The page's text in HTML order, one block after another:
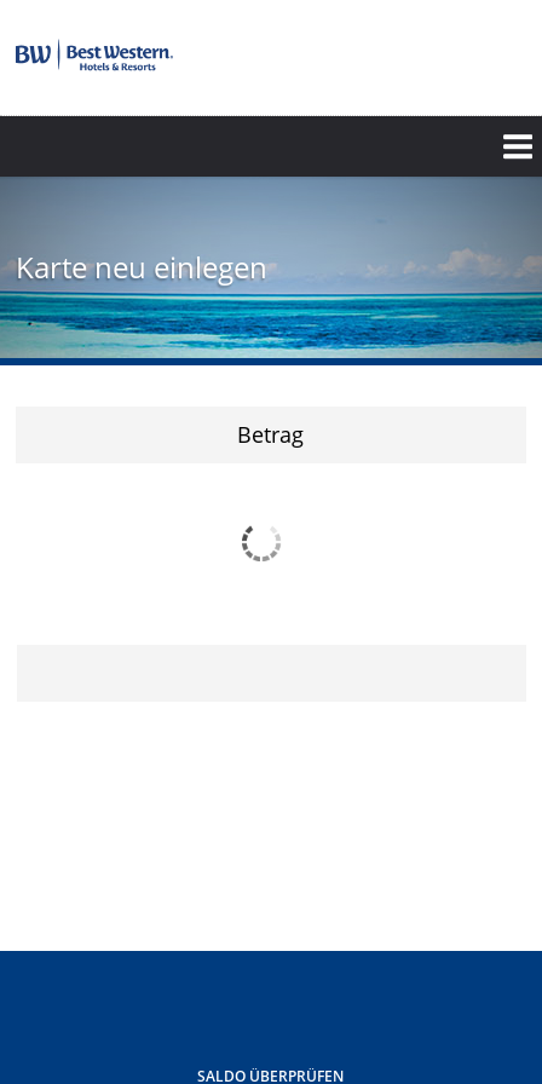
Karte neu einlegen
Betrag
SALDO ÜBERPRÜFEN